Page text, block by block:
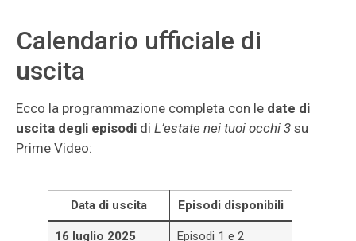
Calendario ufficiale di
uscita
Ecco la programmazione completa con le date di
uscita degli episodi di L’estate nei tuoi occhi 3 su
Prime Video:
Data di uscita Episodi disponibili
16 luglio 2025 Episodi 1 e 2